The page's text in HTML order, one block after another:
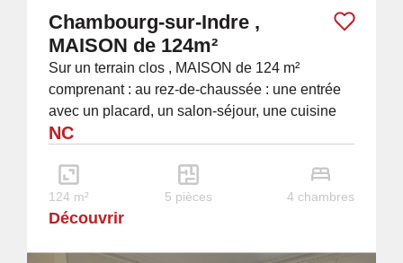
Chambourg-sur-Indre ,
MAISON de 124m²
Sur un terrain clos , MAISON de 124 m²
comprenant : au rez-de-chaussée : une entrée
avec un placard, un salon-séjour, une cuisine
aménagée et équipée, une chambre, une
NC
124 m² 5 pièces 4 chambres
Découvrir